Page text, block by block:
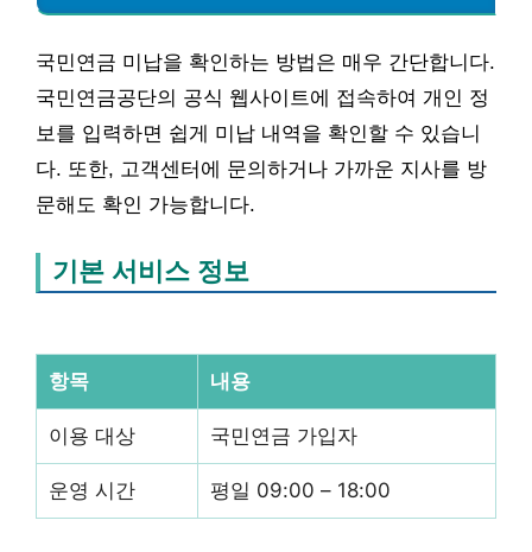
국민연금 미납을 확인하는 방법은 매우 간단합니다.
국민연금공단의 공식 웹사이트에 접속하여 개인 정
보를 입력하면 쉽게 미납 내역을 확인할 수 있습니
다. 또한, 고객센터에 문의하거나 가까운 지사를 방
문해도 확인 가능합니다.
기본 서비스 정보
항목 내용
이용 대상 국민연금 가입자
운영 시간 평일 09:00 – 18:00